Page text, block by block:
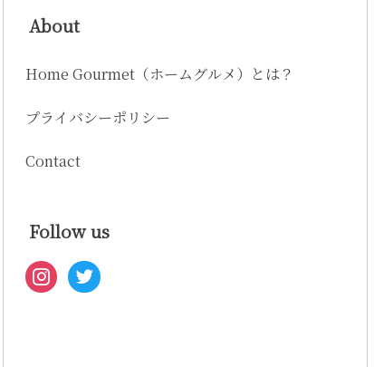
About
Home Gourmet（ホームグルメ）とは？
プライバシーポリシー
Contact
Follow us
instagram
twitter